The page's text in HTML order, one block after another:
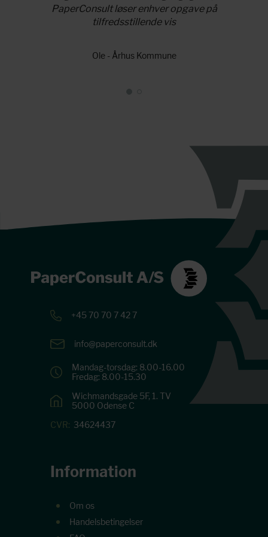
PaperConsult løser enhver opgave på
tilfredsstillende vis
Ole - Århus Kommune
+45 70 70 7 42 7
info@paperconsult.dk
Mandag-torsdag: 8.00-16.00
Fredag: 8.00-15.30
Wichmandsgade 5F, 1. TV
5000 Odense C
CVR: 34624437
Information
Om os
Handelsbetingelser